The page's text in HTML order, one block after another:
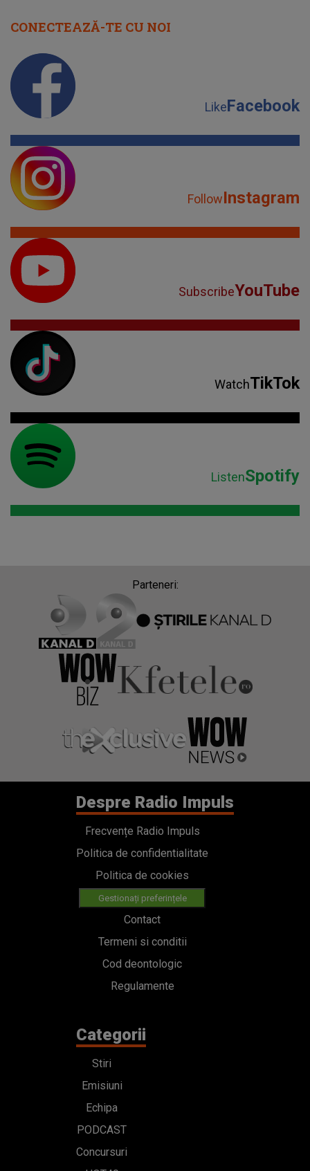
CONECTEAZĂ-TE CU NOI
LikeFacebook
FollowInstagram
SubscribeYouTube
WatchTikTok
ListenSpotify
Parteneri:
Despre Radio Impuls
Frecvențe Radio Impuls
Politica de confidentialitate
Politica de cookies
Gestionați preferințele
Contact
Termeni si conditii
Cod deontologic
Regulamente
Categorii
Stiri
Emisiuni
Echipa
PODCAST
Concursuri